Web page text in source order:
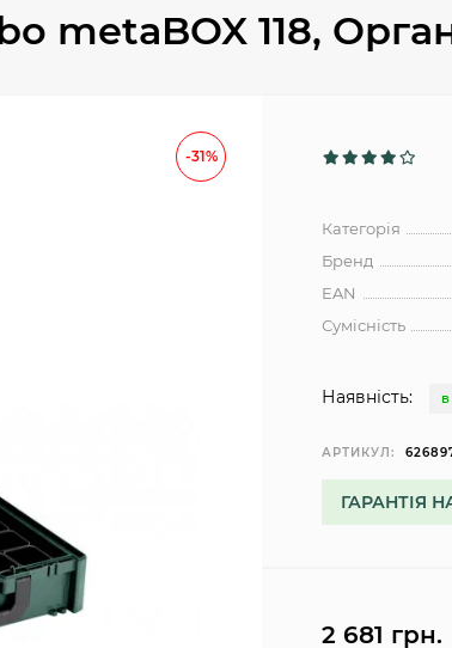
metaBOX 118,
-31%
Категорія
Бренд
EAN
Сумісність
Наявність: В
АРТИКУЛ:
ГАРАНТІЯ
2 681 грн.